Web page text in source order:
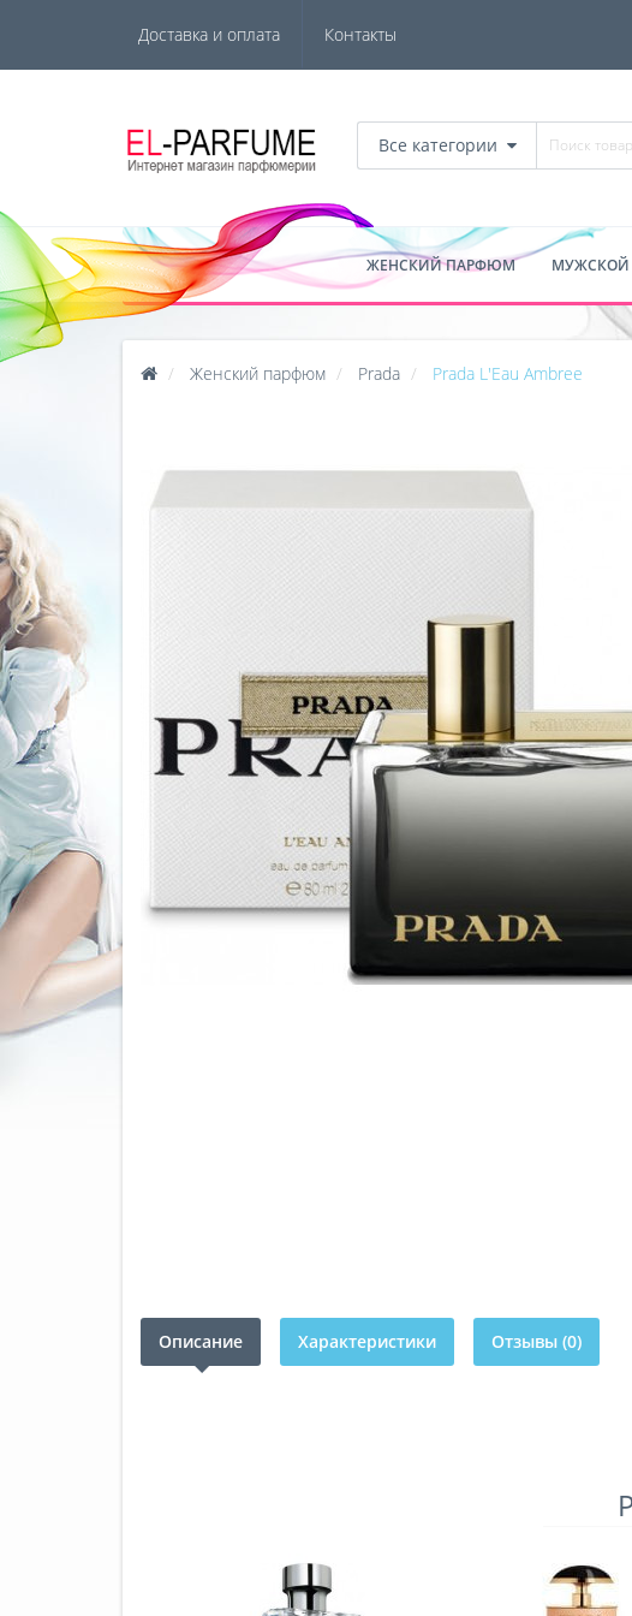
Доставка и оплата Контакты
Все категории
ЖЕНСКИЙ ПАРФЮМ
Женский парфюм Prada Prada L'Eau Ambree
Описание Характеристики Отзывы (0)